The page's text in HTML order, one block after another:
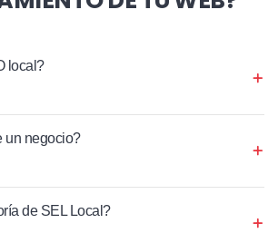
local?
un negocio?
de SEL Local?